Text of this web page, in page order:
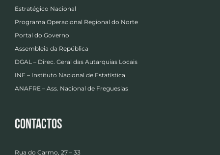
Estratégico Nacional
Programa Operacional Regional do Norte
Portal do Governo
Assembleia da República
DGAL – Direc. Geral das Autarquias Locais
INE – Instituto Nacional de Estatística
ANAFRE – Ass. Nacional de Freguesias
Contactos
Rua do Carmo, 27 – 33